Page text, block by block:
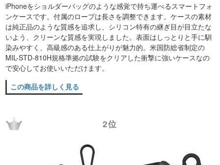
iPhoneをショルダーバッグのような感覚で持ち運べるスマートフォ
ンケースです。付属のロープは長さを調整できます。ケースの素材
は純正品のような質感を追求し、シリコン特有の継ぎ目が目立たな
いよう、クリーンな質感を実現しました。表面はしっとりと手に馴
染みやすく、高級感のある仕上がりが魅力的。米国防総省制定の
MIL-STD-810H規格準拠の試験をクリアした衝撃に強いケースなの
で安心してお使いいただけます。
この商品を詳しく見る
2位